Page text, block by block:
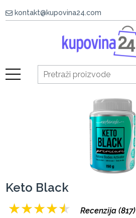
kontakt@kupovina24.com
Keto Black
★★★★★ Recenzija (817)